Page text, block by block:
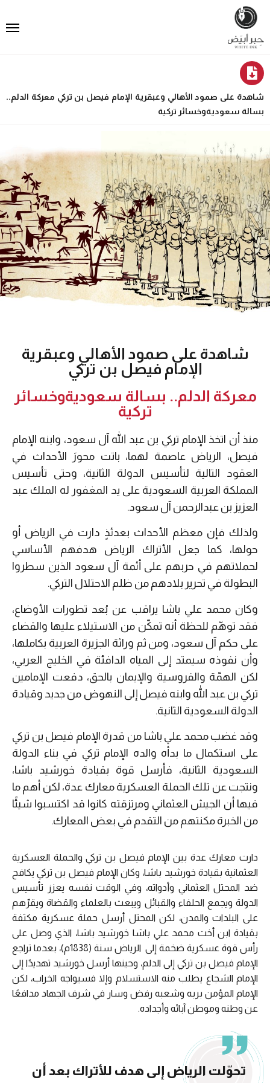
شاهدة على صمود الأهالي وعبقرية الإمام فيصل بن تركي معركة الدلم..
بسالة سعودية وخسائر تركية
شاهدة على صمود الأهالي وعبقرية
الإمام فيصل بن تركي
معركة الدلم.. بسالة سعودية وخسائر
تركية
منذ أن اتخذ الإمام تركي بن عبد الله آل سعود، وابنه الإمام
فيصل، الرياض عاصمة لهما، باتت محورَ الأحداث في
العقود التالية لتأسيس الدولة الثانية، وحتى تأسيس
المملكة العربية السعودية على يد المغفور له الملك عبد
العزيز بن عبدالرحمن آل سعود.
ولذلك فإن معظم الأحداث بعدئذٍ دارت في الرياض أو
حولها، كما جعل الأتراك الرياض هدفهم الأساسي
لحملاتهم في حربهم على أئمة آل سعود الذين سطروا
البطولة في تحرير بلادهم من ظلم الاحتلال التركي.
وكان محمد علي باشا يراقب عن بُعد تطورات الأوضاع،
فقد توهّم للحظة أنه تمكّن من الاستيلاء عليها والقضاء
على حكم آل سعود، ومن ثم وراثة الجزيرة العربية بكاملها،
وأن نفوذه سيمتد إلى المياه الدافئة في الخليج العربي،
لكن الهمّة والفروسية والإيمان بالحق، دفعت الإمامين
تركي بن عبد الله وابنه فيصل إلى النهوض من جديد وقيادة
الدولة السعودية الثانية.
وقد غضب محمد علي باشا من قدرة الإمام فيصل بن تركي
على استكمال ما بدأه والده الإمام تركي في بناء الدولة
السعودية الثانية، فأرسل قوة بقيادة خورشيد باشا،
ونتجت عن تلك الحملة العسكرية معارك عدة، لكن أهم ما
فيها أن الجيش العثماني ومرتزقته كانوا قد اكتسبوا شيئًا
من الخبرة مكنتهم من التقدم في بعض المعارك.
دارت معارك عدة بين الإمام فيصل بن تركي والحملة العسكرية
العثمانية بقيادة خورشيد باشا، وكان الإمام فيصل بن تركي يكافح
ضد المحتل العثماني وأدواته، وفي الوقت نفسه يعزز تأسيس
الدولة ويجمع الحلفاء والقبائل ويبعث بالعلماء والقضاة ويقرّهم
على البلدات والمدن، لكن المحتل أرسل حملة عسكرية مكثفة
بقيادة ابن أخت محمد علي باشا خورشيد باشا، الذي وصل على
رأس قوة عسكرية ضخمة إلى
الرياض سنة (1838م)، بعدما تراجع
الإمام فيصل بن تركي إلى الدلم، وحينها أرسل خورشيد تهديدًا إلى
الإمام الشجاع يطلب منه الاستسلام وإلا فسيواجه الخراب، لكن
الإمام المؤمن بربه وشعبه رفض وسار في شرف الجهاد مدافعًا
عن وطنه وموطن آبائه وأجداده.
تحوّلت الرياض إلى هدف للأتراك بعد أن